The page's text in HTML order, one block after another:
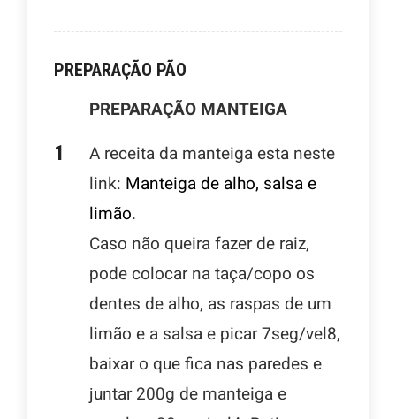
PREPARAÇÃO PÃO
PREPARAÇÃO MANTEIGA
A receita da manteiga esta neste
link: Manteiga de alho, salsa e
limão.
Caso não queira fazer de raiz,
pode colocar na taça/copo os
dentes de alho, as raspas de um
limão e a salsa e picar 7seg/vel8,
baixar o que fica nas paredes e
juntar 200g de manteiga e